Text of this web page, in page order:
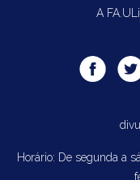
A
Horário: De segunda a